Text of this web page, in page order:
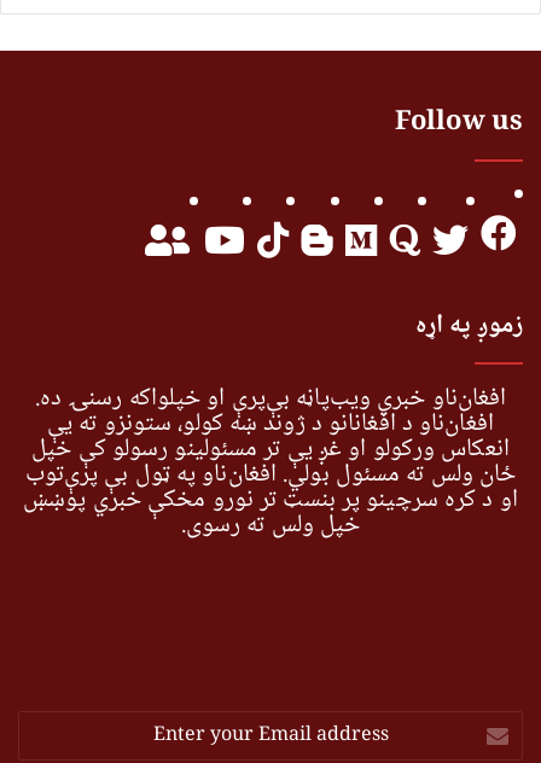
Follow us
زموږ په اړه
افغان‌ناو خبري ویب‌پاڼه بې‌پرې او خپلواکه رسنۍ ده.
افغان‌ناو د افغانانو د ژوند ښه کولو، ستونزو ته یې
انعکاس ورکولو او غږ یې تر مسئولینو رسولو کې خپل
ځان ولس ته مسئول بولي. افغان‌ناو په ټول بې پرې‌توب
او د کره سرچینو پر بنسټ تر نورو مخکې خبري پوښښ
خپل ولس ته رسوي.
Enter
your